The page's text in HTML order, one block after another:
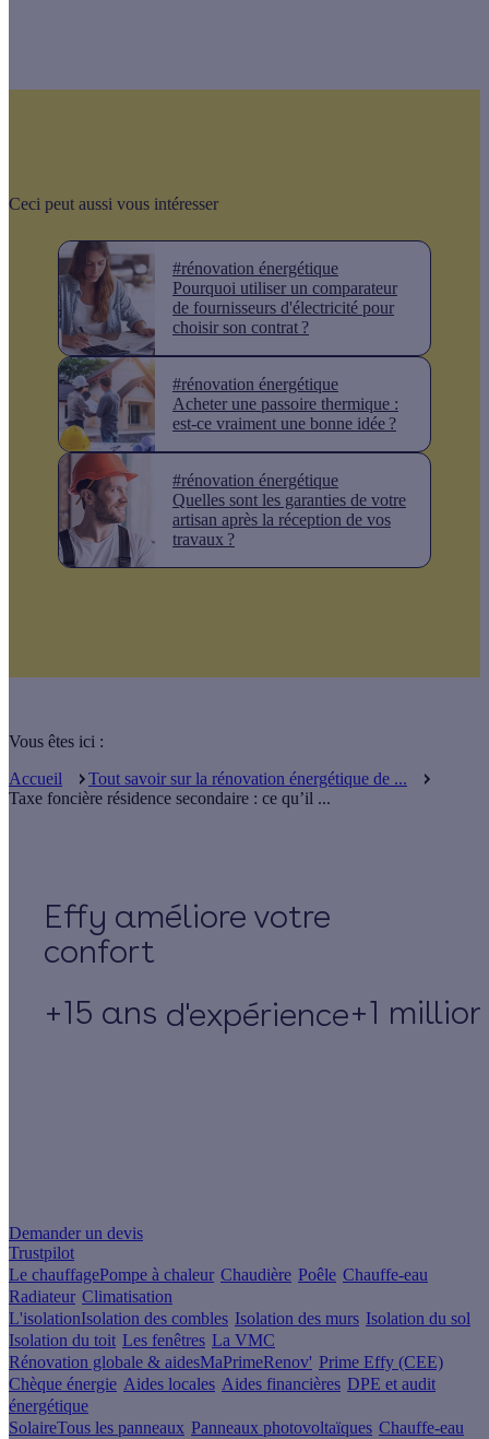
Ceci peut aussi vous intéresser
#rénovation énergétique
Pourquoi utiliser un comparateur
de fournisseurs d'électricité pour
choisir son contrat ?
#rénovation énergétique
Acheter une passoire thermique :
est-ce vraiment une bonne idée ?
#rénovation énergétique
Quelles sont les garanties de votre
artisan après la réception de vos
travaux ?
Vous êtes ici :
Accueil
Tout savoir sur la rénovation énergétique de ...
Taxe foncière résidence secondaire : ce qu’il ...
Effy
+15 ans d'expérience+1
Demander un devis
Trustpilot
Le chauffagePompe à chaleur Chaudière Poêle Chauffe-eau
Radiateur Climatisation
L'isolationIsolation des combles Isolation des murs Isolation du sol
Isolation du toit Les fenêtres La VMC
Rénovation globale & aidesMaPrimeRenov' Prime Effy (CEE)
Chèque énergie Aides locales Aides financières DPE et audit
énergétique
SolaireTous les panneaux Panneaux photovoltaïques Chauffe-eau